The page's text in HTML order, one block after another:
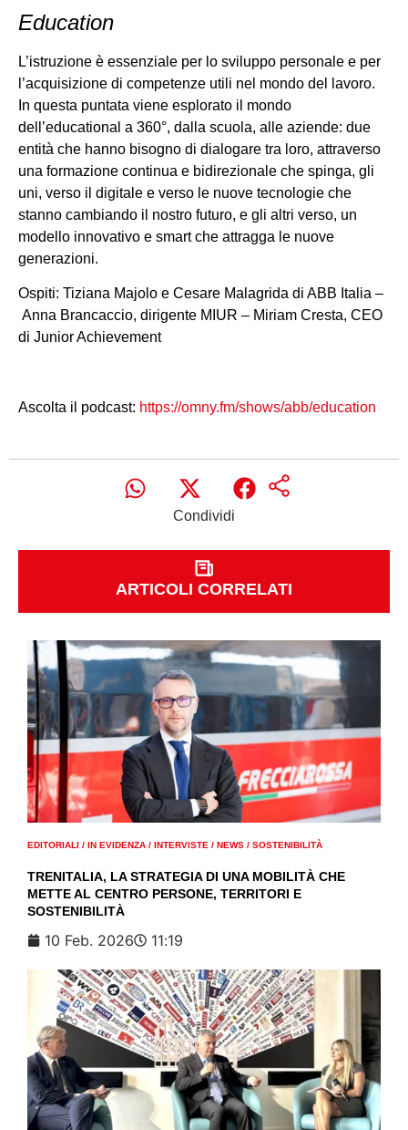
Education
L’istruzione è essenziale per lo sviluppo personale e per
l’acquisizione di competenze utili nel mondo del lavoro.
In questa puntata viene esplorato il mondo
dell’educational a 360°, dalla scuola, alle aziende: due
entità che hanno bisogno di dialogare tra loro, attraverso
una formazione continua e bidirezionale che spinga, gli
uni, verso il digitale e verso le nuove tecnologie che
stanno cambiando il nostro futuro, e gli altri verso, un
modello innovativo e smart che attragga le nuove
generazioni.
Ospiti: Tiziana Majolo e Cesare Malagrida di ABB Italia –
Anna Brancaccio, dirigente MIUR – Miriam Cresta, CEO
di Junior Achievement
Ascolta il podcast: https://omny.fm/shows/abb/education
Condividi
ARTICOLI CORRELATI
EDITORIALI / IN EVIDENZA / INTERVISTE / NEWS / SOSTENIBILITÀ
TRENITALIA, LA STRATEGIA DI UNA MOBILITÀ CHE
METTE AL CENTRO PERSONE, TERRITORI E
SOSTENIBILITÀ
10 Feb. 2026 11:19